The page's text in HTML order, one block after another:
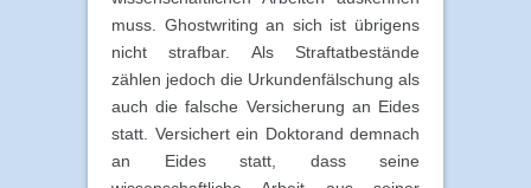
muss. Ghostwriting an sich ist übrigens
nicht strafbar. Als Straftatbestände
zählen jedoch die Urkundenfälschung als
auch die falsche Versicherung an Eides
statt. Versichert ein Doktorand demnach
an Eides statt, dass seine